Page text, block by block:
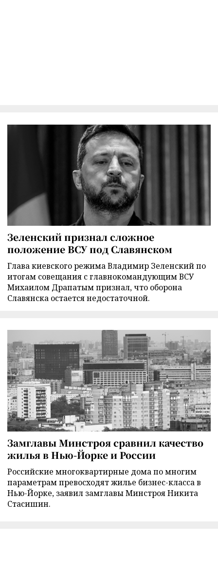
Зеленский признал сложное
положение ВСУ под Славянском
Глава киевского режима Владимир Зеленский по
итогам совещания с главнокомандующим ВСУ
Михаилом Драпатым признал, что оборона
Славянска остается недостаточной.
Замглавы Минстроя сравнил качество
жилья в Нью-Йорке и России
Российские многоквартирные дома по многим
параметрам превосходят жилье бизнес-класса в
Нью-Йорке, заявил замглавы Минстроя Никита
Стасишин.